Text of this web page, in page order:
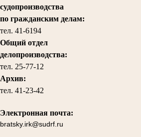
судопроизводства
по гражданским делам:
тел. 41-6194
Общий отдел
делопроизводства:
тел. 25-77-12
Архив:
тел. 41-23-42
Электронная почта:
bratsky.irk@sudrf.ru